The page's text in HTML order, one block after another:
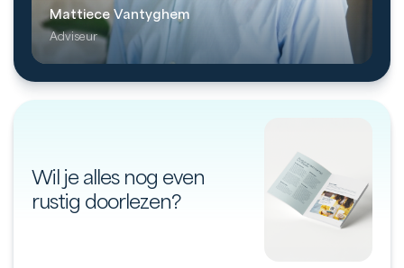
Mattiece Vantyghem
Adviseur
Wil je alles nog even
rustig doorlezen?